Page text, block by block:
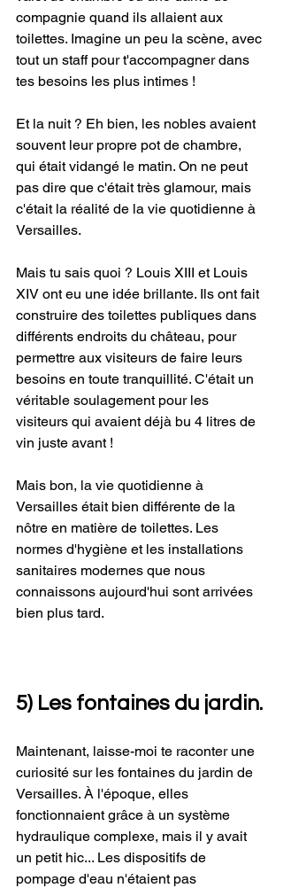
compagnie quand ils allaient aux
toilettes. Imagine un peu la scène, avec
tout un staff pour t'accompagner dans
tes besoins les plus intimes !
Et la nuit ? Eh bien, les nobles avaient
souvent leur propre pot de chambre,
qui était vidangé le matin. On ne peut
pas dire que c'était très glamour, mais
c'était la réalité de la vie quotidienne à
Versailles.
Mais tu sais quoi ? Louis XIII et Louis
XIV ont eu une idée brillante. Ils ont fait
construire des toilettes publiques dans
différents endroits du château, pour
permettre aux visiteurs de faire leurs
besoins en toute tranquillité. C'était un
véritable soulagement pour les
visiteurs qui avaient déjà bu 4 litres de
vin juste avant !
Mais bon, la vie quotidienne à
Versailles était bien différente de la
nôtre en matière de toilettes. Les
normes d'hygiène et les installations
sanitaires modernes que nous
connaissons aujourd'hui sont arrivées
bien plus tard.
5) Les fontaines du jardin.
Maintenant, laisse-moi te raconter une
curiosité sur les fontaines du jardin de
Versailles. À l'époque, elles
fonctionnaient grâce à un système
hydraulique complexe, mais il y avait
un petit hic... Les dispositifs de
pompage d'eau n'étaient pas